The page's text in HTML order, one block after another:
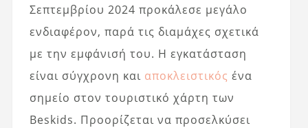
Σεπτεμβρίου 2024 προκάλεσε μεγάλο
ενδιαφέρον, παρά τις διαμάχες σχετικά
με την εμφάνισή του. Η εγκατάσταση
είναι σύγχρονη και αποκλειστικός ένα
σημείο στον τουριστικό χάρτη των
Beskids. Προορίζεται να προσελκύσει